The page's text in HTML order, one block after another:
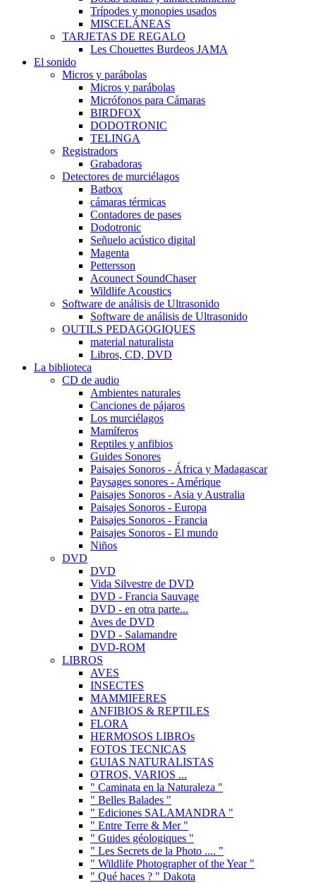
Trípodes y monopies usados
MISCELÁNEAS
TARJETAS DE REGALO
Les Chouettes Burdeos JAMA
El sonido
Micros y parábolas
Micros y parábolas
Micrófonos para Cámaras
BIRDFOX
DODOTRONIC
TELINGA
Registradors
Grabadoras
Detectores de murciélagos
Batbox
cámaras térmicas
Contadores de pases
Dodotronic
Señuelo acústico digital
Magenta
Pettersson
Acounect SoundChaser
Wildlife Acoustics
Software de análisis de Ultrasonido
Software de análisis de Ultrasonido
OUTILS PEDAGOGIQUES
material naturalista
Libros, CD, DVD
La biblioteca
CD de audio
Ambientes naturales
Canciones de pájaros
Los murciélagos
Mamíferos
Reptiles y anfibios
Guides Sonores
Paisajes Sonoros - África y Madagascar
Paysages sonores - Amérique
Paisajes Sonoros - Asia y Australia
Paisajes Sonoros - Europa
Paisajes Sonoros - Francia
Paisajes Sonoros - El mundo
Niños
DVD
DVD
Vida Silvestre de DVD
DVD - Francia Sauvage
DVD - en otra parte...
Aves de DVD
DVD - Salamandre
DVD-ROM
LIBROS
AVES
INSECTES
MAMMIFERES
ANFIBIOS & REPTILES
FLORA
HERMOSOS LIBROs
FOTOS TECNICAS
GUIAS NATURALISTAS
OTROS, VARIOS ...
" Caminata en la Naturaleza "
" Belles Balades "
" Ediciones SALAMANDRA "
" Entre Terre & Mer "
" Guides géologiques "
" Les Secrets de la Photo .... "
" Wildlife Photographer of the Year "
" Qué haces ? " Dakota